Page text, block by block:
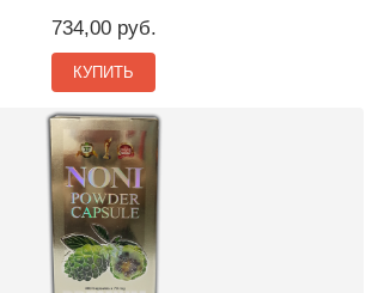
734,00 руб.
КУПИТЬ